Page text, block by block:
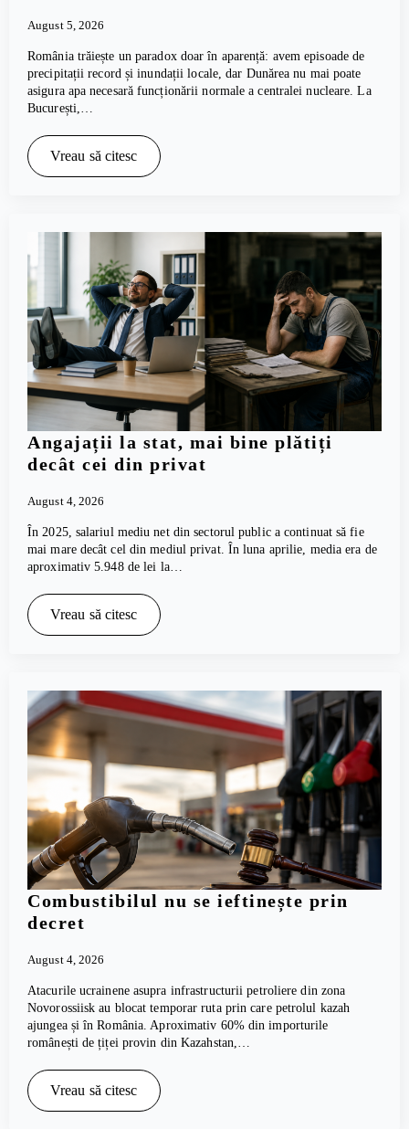
August 5, 2026
România trăiește un paradox doar în aparență: avem episoade de
precipitații record și inundații locale, dar Dunărea nu mai poate
asigura apa necesară funcționării normale a centralei nucleare. La
București,…
Vreau să citesc
Angajații la stat, mai bine plătiți
decât cei din privat
August 4, 2026
În 2025, salariul mediu net din sectorul public a continuat să fie
mai mare decât cel din mediul privat. În luna aprilie, media era de
aproximativ 5.948 de lei la…
Vreau să citesc
Combustibilul nu se ieftinește prin
decret
August 4, 2026
Atacurile ucrainene asupra infrastructurii petroliere din zona
Novorossiisk au blocat temporar ruta prin care petrolul kazah
ajungea și în România. Aproximativ 60% din importurile
românești de țiței provin din Kazahstan,…
Vreau să citesc